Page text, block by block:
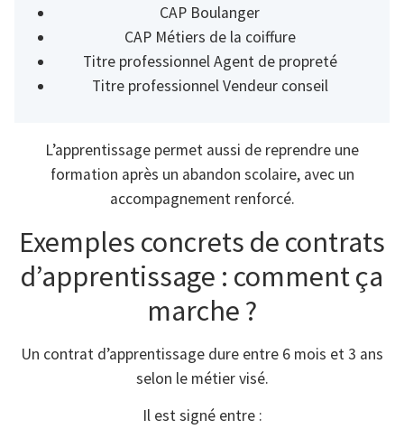
CAP Boulanger
CAP Métiers de la coiffure
Titre professionnel Agent de propreté
Titre professionnel Vendeur conseil
L’apprentissage permet aussi de reprendre une
formation après un abandon scolaire, avec un
accompagnement renforcé.
Exemples concrets de contrats
d’apprentissage : comment ça
marche ?
Un contrat d’apprentissage dure entre 6 mois et 3 ans
selon le métier visé.
Il est signé entre :